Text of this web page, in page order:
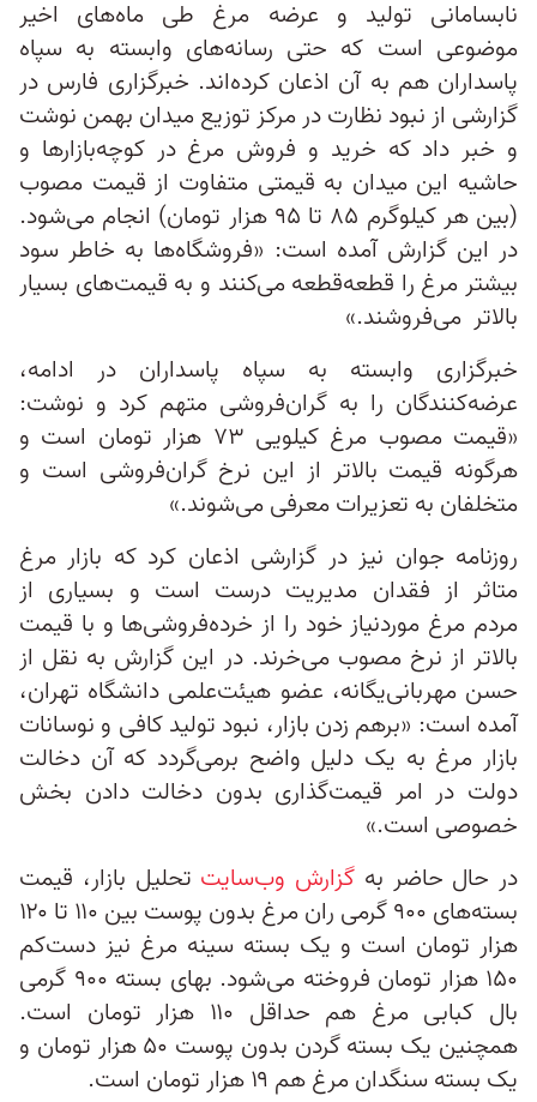
نابسامانی تولید و عرضه مرغ طی ماه‌های اخیر
موضوعی است که حتی رسانه‌های وابسته به سپاه
پاسداران هم به آن اذعان کرده‌اند. خبرگزاری فارس در
گزارشی از نبود نظارت در مرکز توزیع میدان بهمن نوشت
و خبر داد که خرید و فروش مرغ در کوچه‌بازارها و
حاشیه این میدان به قیمتی متفاوت از قیمت مصوب
(بین هر کیلوگرم ۸۵ تا ۹۵ هزار تومان) انجام می‌شود.
در این گزارش آمده است: «فروشگاه‌ها به‌ خاطر سود
بیشتر مرغ را قطعه‌قطعه می‌کنند و به قیمت‌های بسیار
بالاتر می‌فروشند.»
خبرگزاری وابسته به سپاه پاسداران در ادامه،
عرضه‌کنندگان را به گران‌فروشی متهم کرد و نوشت:
«قیمت مصوب مرغ کیلویی ۷۳ هزار تومان است و
هرگونه قیمت‌ بالاتر از این نرخ گران‌فروشی است و
متخلفان به تعزیرات معرفی می‌شوند.»
روزنامه جوان نیز در گزارشی اذعان کرد که بازار مرغ
متاثر از فقدان مدیریت درست است و بسیاری از
مردم مرغ موردنیاز خود را از خرده‌فروشی‌ها و با قیمت
بالاتر از نرخ مصوب می‌خرند. در این گزارش به نقل از
حسن مهربانی‌یگانه، عضو هیئت‌علمی دانشگاه تهران،
آمده است: «برهم زدن بازار، نبود تولید کافی و نوسانات
بازار مرغ به یک دلیل واضح برمی‌گردد که آن دخالت
دولت‌ در امر قیمت‌گذاری بدون دخالت دادن بخش
خصوصی است.»
در حال حاضر به گزارش وب‌سایت تحلیل بازار، قیمت
بسته‌های ۹۰۰ گرمی ران مرغ بدون پوست بین ۱۱۰ تا ۱۲۰
هزار تومان است و یک بسته سینه مرغ نیز دست‌کم
۱۵۰ هزار تومان فروخته می‌شود. بهای بسته ۹۰۰ گرمی
بال کبابی مرغ هم حداقل ۱۱۰ هزار تومان است.
همچنین یک بسته گردن بدون پوست ۵۰ هزار تومان و
یک بسته سنگدان مرغ هم ۱۹ هزار تومان است.